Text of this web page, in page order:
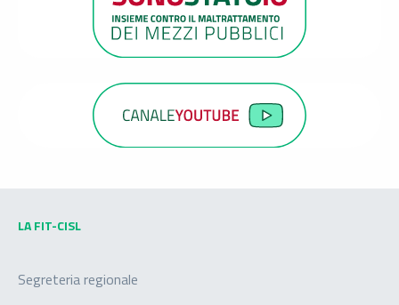
LA FIT-CISL
Segreteria regionale